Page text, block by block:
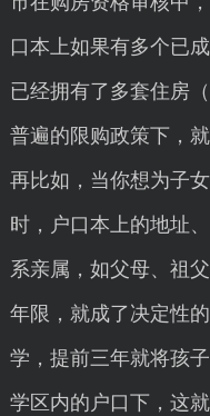
口本上如果有多个已
已经拥有了多套住房
普遍的限购政策下，
再比如，当你想为子
时，户口本上的地址
系亲属，如父母、祖
年限，就成了决定性
学，提前三年就将孩
学区内的户口下，这